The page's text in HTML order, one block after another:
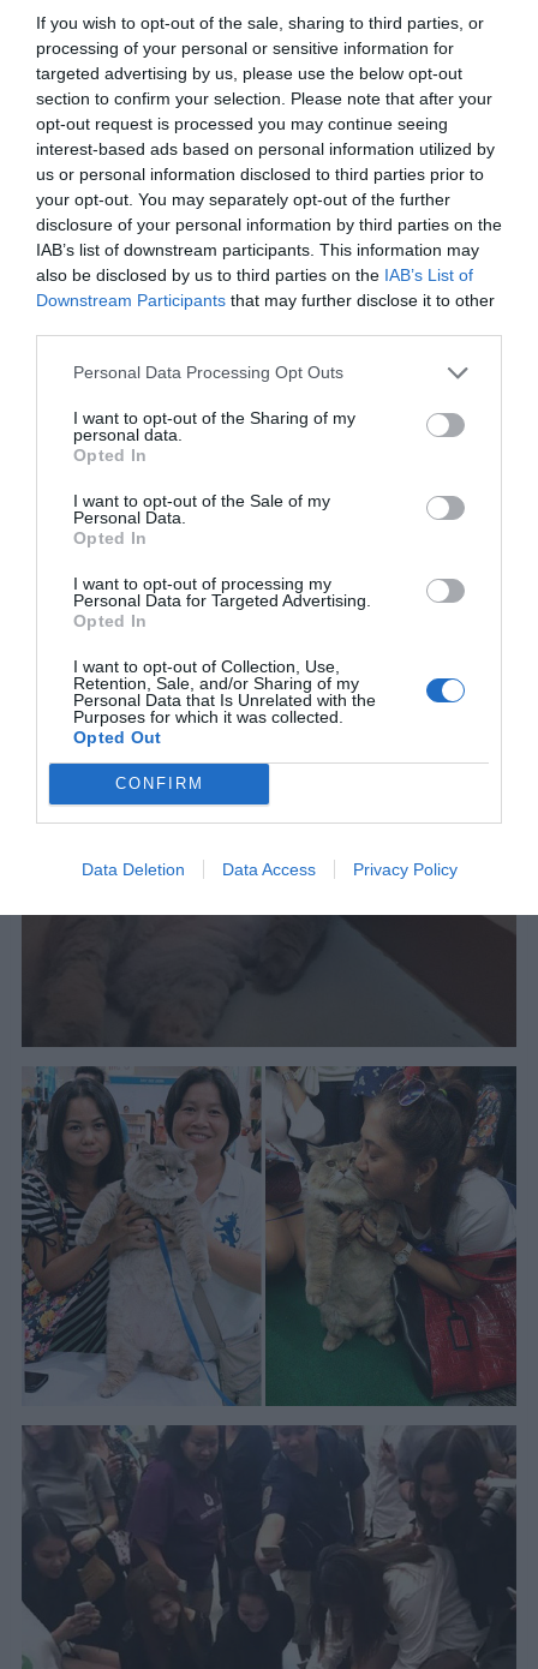
If you wish to opt-out of the sale, sharing to third parties, or
processing of your personal or sensitive information for
targeted advertising by us, please use the below opt-out
section to confirm your selection. Please note that after your
opt-out request is processed you may continue seeing
interest-based ads based on personal information utilized by
us or personal information disclosed to third parties prior to
your opt-out. You may separately opt-out of the further
disclosure of your personal information by third parties on the
IAB’s list of downstream participants. This information may
also be disclosed by us to third parties on the IAB’s List of
Downstream Participants that may further disclose it to other
Personal Data Processing Opt Outs
I want to opt-out of the Sharing of my
personal data.
Opted In
I want to opt-out of the Sale of my
Personal Data.
Opted In
I want to opt-out of processing my
Personal Data for Targeted Advertising.
Opted In
I want to opt-out of Collection, Use,
Retention, Sale, and/or Sharing of my
Personal Data that Is Unrelated with the
Purposes for which it was collected.
Opted Out
CONFIRM
Data Deletion Data Access Privacy Policy